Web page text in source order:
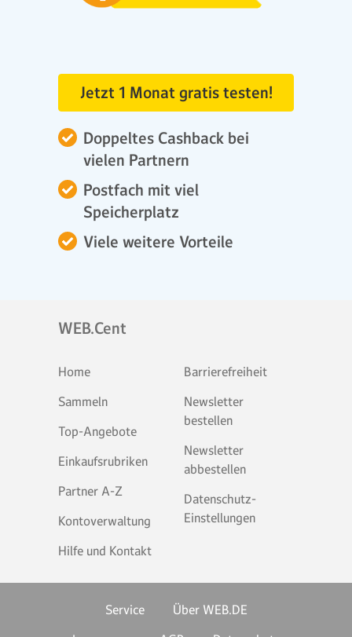
Doppeltes Cashback bei
vielen Partnern
Postfach mit viel
Speicherplatz
Viele weitere Vorteile
Jetzt 1 Monat gratis testen!
WEB.Cent
Home
Sammeln
Top-Angebote
Einkaufsrubriken
Partner A-Z
Kontoverwaltung
Hilfe und Kontakt
Barrierefreiheit
Newsletter
bestellen
Newsletter
abbestellen
Datenschutz-
Einstellungen
Service
Über WEB.DE